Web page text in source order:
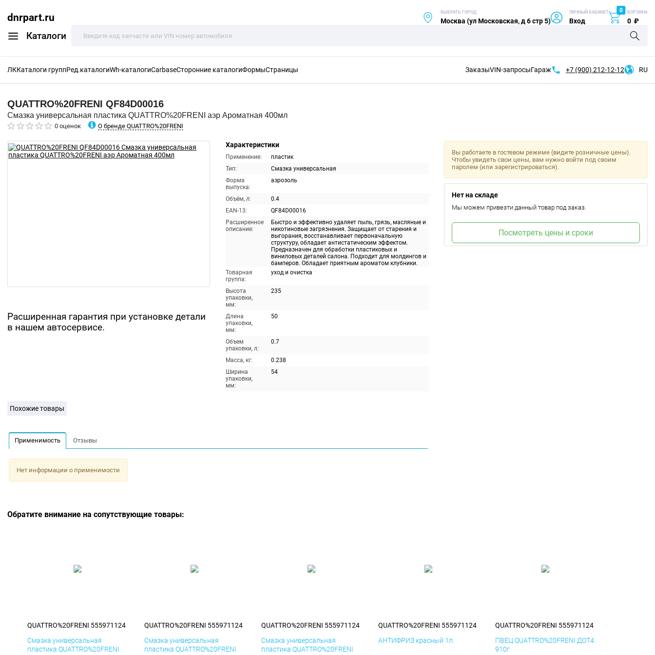
dnrpart.ru
Каталоги
ВЫБРАТЬ ГОРОД
Москва (ул Московская, д 6 стр 5)
ЛИЧНЫЙ КАБИНЕТ
Вход
0 КОРЗИНА
0 ₽
ЛККаталоги группРед.каталогиWh-каталогиCarbaseСторонние каталогиФормыСтраницы ЗаказыVIN-запросыГараж +7 (900) 212-12-12 RU
QUATTRO%20FRENI QF84D00016
Смазка универсальная пластика QUATTRO%20FRENI аэр Ароматная 400мл
0 оценок О бренде QUATTRO%20FRENI
Расширенная гарантия при установке детали
в нашем автосервисе.
Характеристики
Применение:
пластик
Тип:
Смазка универсальная
Форма
выпуска:
аэрозоль
Объём, л:
0.4
EAN-13:
QF84D00016
Расширенное
описание:
Быстро и эффективно удаляет пыль, грязь, масляные и
никотиновые загрязнения. Защищает от старения и
выгорания, восстанавливает первоначальную
структуру, обладает антистатическим эффектом.
Предназначен для обработки пластиковых и
виниловых деталей салона. Подходит для молдингов и
бамперов. Обладает приятным ароматом клубники.
Товарная
группа:
уход и очистка
Высота
упаковки,
мм:
235
Длина
упаковки,
мм:
50
Объем
упаковки, л:
0.7
Масса, кг:
0.238
Ширина
упаковки,
мм:
54
Вы работаете в гостевом режиме (видите розничные цены).
Чтобы увидеть свои цены, вам нужно войти под своим
паролем (или зарегистрироваться).
Нет на складе
Мы можем привезти данный товар под заказ.
Посмотреть цены и сроки
Похожие товары
Применимость Отзывы
Нет информации о применимости
Обратите внимание на сопутствующие товары:
QUATTRO%20FRENI 555971124
Смазка универсальная
пластика QUATTRO%20FRENI
QUATTRO%20FRENI 555971124
Смазка универсальная
пластика QUATTRO%20FRENI
QUATTRO%20FRENI 555971124
Смазка универсальная
пластика QUATTRO%20FRENI
QUATTRO%20FRENI 555971124
АНТИФРИЗ красный 1л.
QUATTRO%20FRENI 555971124
ПВЕЦ QUATTRO%20FRENI ДОТ4
910г